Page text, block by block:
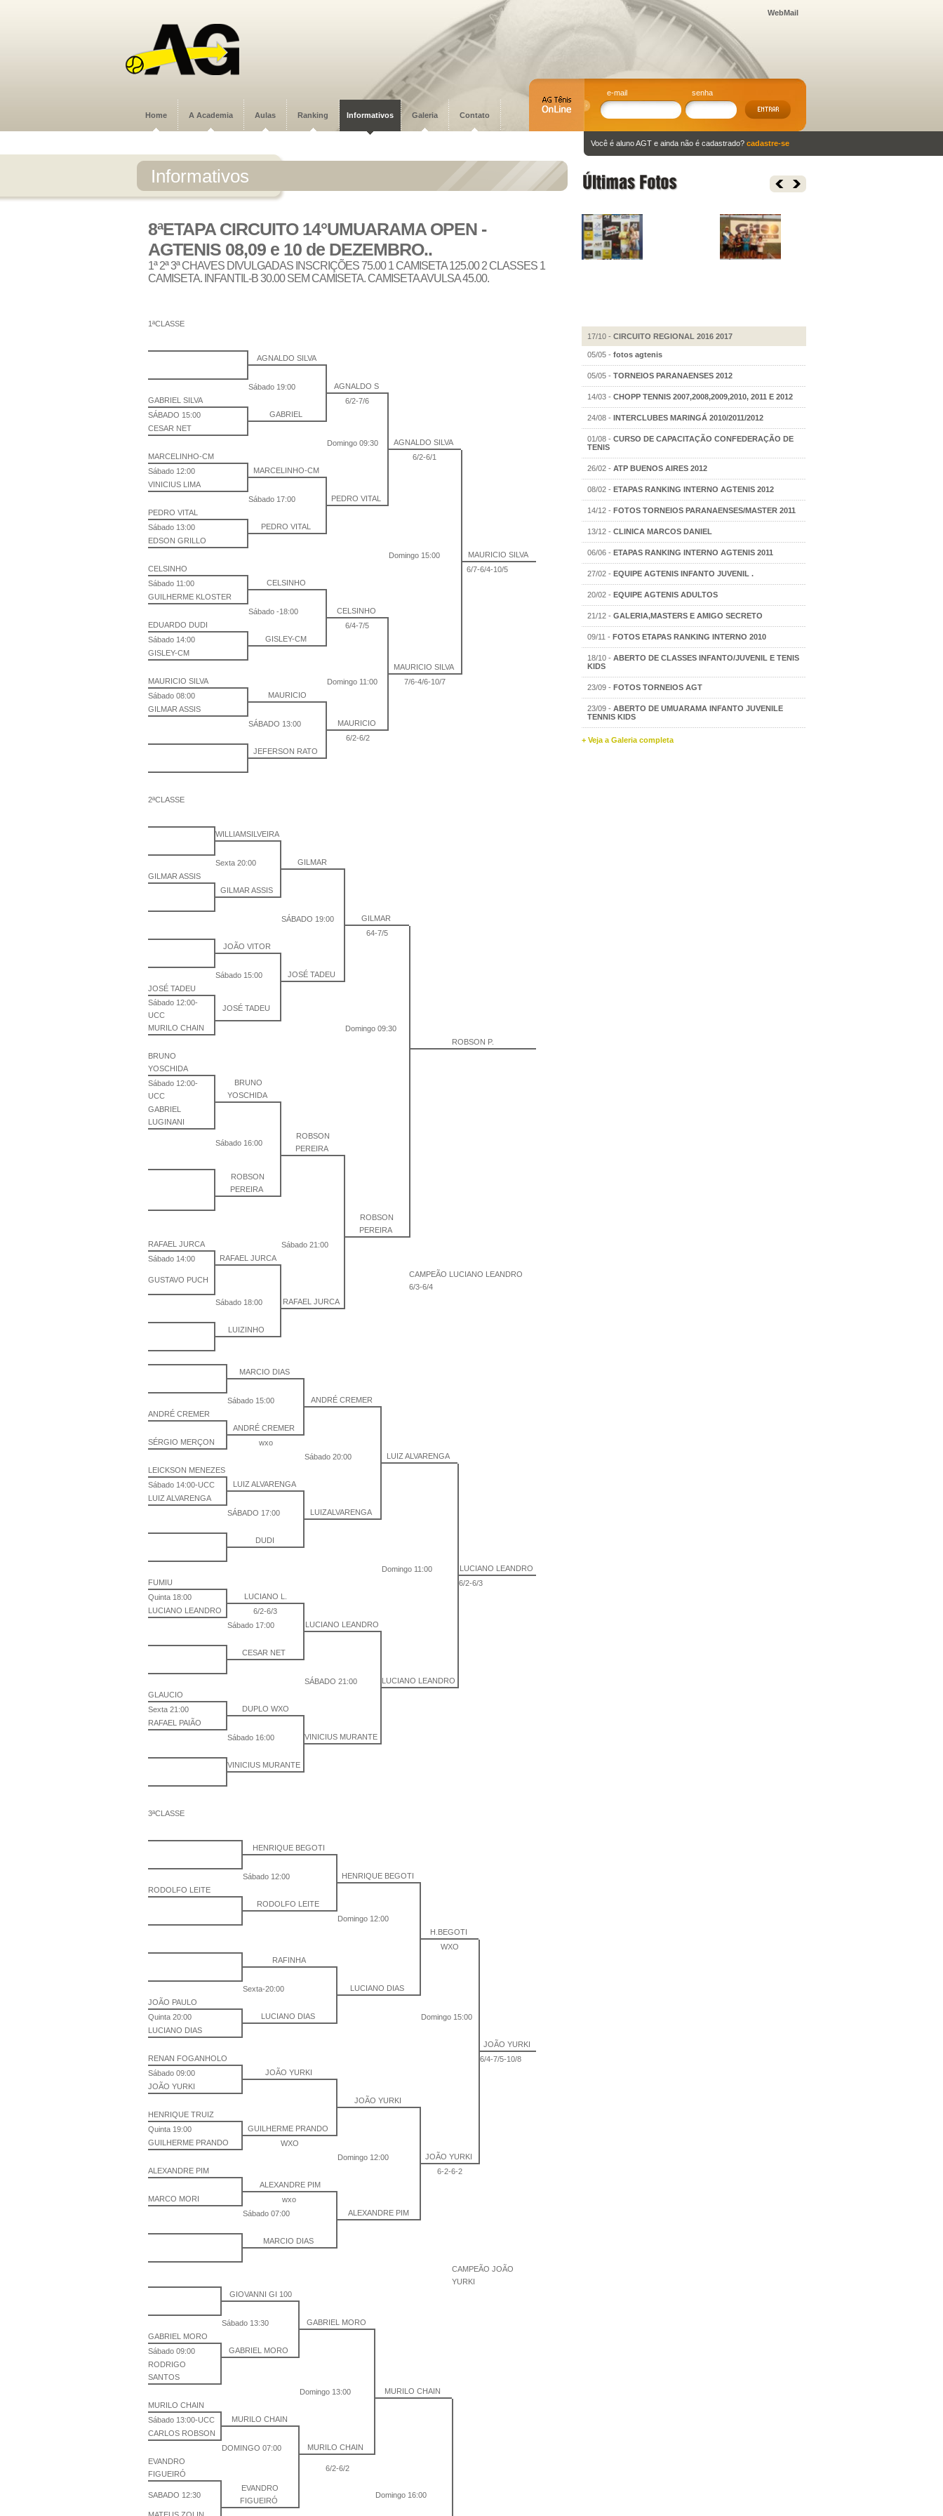
Home A Academia Aulas Ranking Informativos Galeria Contato
WebMail
e-mail senha
Você é aluno AGT e ainda não é cadastrado? cadastre-se
Informativos
8ªETAPA CIRCUITO 14°UMUARAMA OPEN -
AGTENIS 08,09 e 10 de DEZEMBRO..
1ª 2ª 3ª CHAVES DIVULGADAS INSCRIÇÕES 75.00 1 CAMISETA 125.00 2 CLASSES 1
CAMISETA. INFANTIL-B 30.00 SEM CAMISETA. CAMISETA AVULSA 45.00.
1ªCLASSE
AGNALDO SILVA
Sábado 19:00
AGNALDO S
GABRIEL SILVA
6/2-7/6
SÁBADO 15:00
GABRIEL
CESAR NET
Domingo 09:30
AGNALDO SILVA
MARCELINHO-CM
6/2-6/1
Sábado 12:00
MARCELINHO-CM
VINICIUS LIMA
Sábado 17:00
PEDRO VITAL
PEDRO VITAL
Sábado 13:00
PEDRO VITAL
EDSON GRILLO
Domingo 15:00
MAURICIO SILVA
CELSINHO
6/7-6/4-10/5
Sábado 11:00
CELSINHO
GUILHERME KLOSTER
Sábado -18:00
CELSINHO
EDUARDO DUDI
6/4-7/5
Sábado 14:00
GISLEY-CM
GISLEY-CM
MAURICIO SILVA
MAURICIO SILVA
Domingo 11:00
7/6-4/6-10/7
Sábado 08:00
MAURICIO
GILMAR ASSIS
SÁBADO 13:00
MAURICIO
6/2-6/2
JEFERSON RATO
2ªCLASSE
WILLIAMSILVEIRA
Sexta 20:00
GILMAR
GILMAR ASSIS
GILMAR ASSIS
SÁBADO 19:00
GILMAR
64-7/5
JOÃO VITOR
Sábado 15:00
JOSÉ TADEU
JOSÉ TADEU
Sábado 12:00-
UCC
JOSÉ TADEU
MURILO CHAIN
Domingo 09:30
ROBSON P.
BRUNO
YOSCHIDA
Sábado 12:00-
UCC
BRUNO
YOSCHIDA
GABRIEL
LUGINANI
Sábado 16:00
ROBSON
PEREIRA
ROBSON
PEREIRA
ROBSON
PEREIRA
RAFAEL JURCA
Sábado 21:00
Sábado 14:00
RAFAEL JURCA
GUSTAVO PUCH
CAMPEÃO LUCIANO LEANDRO
6/3-6/4
Sábado 18:00
RAFAEL JURCA
LUIZINHO
MARCIO DIAS
Sábado 15:00
ANDRÉ CREMER
ANDRÉ CREMER
ANDRÉ CREMER
SÉRGIO MERÇON
wxo
Sábado 20:00
LUIZ ALVARENGA
LEICKSON MENEZES
Sábado 14:00-UCC
LUIZ ALVARENGA
LUIZ ALVARENGA
SÁBADO 17:00
LUIZALVARENGA
DUDI
Domingo 11:00
LUCIANO LEANDRO
FUMIU
6/2-6/3
Quinta 18:00
LUCIANO L.
LUCIANO LEANDRO
6/2-6/3
Sábado 17:00
LUCIANO LEANDRO
CESAR NET
SÁBADO 21:00
LUCIANO LEANDRO
GLAUCIO
Sexta 21:00
DUPLO WXO
RAFAEL PAIÃO
Sábado 16:00
VINICIUS MURANTE
VINICIUS MURANTE
3ªCLASSE
HENRIQUE BEGOTI
Sábado 12:00
HENRIQUE BEGOTI
RODOLFO LEITE
RODOLFO LEITE
Domingo 12:00
H.BEGOTI
WXO
RAFINHA
Sexta-20:00
LUCIANO DIAS
JOÃO PAULO
Quinta 20:00
LUCIANO DIAS
Domingo 15:00
LUCIANO DIAS
JOÃO YURKI
RENAN FOGANHOLO
6/4-7/5-10/8
Sábado 09:00
JOÃO YURKI
JOÃO YURKI
JOÃO YURKI
HENRIQUE TRUIZ
Quinta 19:00
GUILHERME PRANDO
GUILHERME PRANDO
WXO
Domingo 12:00
JOÃO YURKI
ALEXANDRE PIM
6-2-6-2
ALEXANDRE PIM
MARCO MORI
wxo
Sábado 07:00
ALEXANDRE PIM
MARCIO DIAS
CAMPEÃO JOÃO
YURKI
GIOVANNI GI 100
Sábado 13:30
GABRIEL MORO
GABRIEL MORO
Sábado 09:00
GABRIEL MORO
RODRIGO
SANTOS
Domingo 13:00
MURILO CHAIN
MURILO CHAIN
Sábado 13:00-UCC
MURILO CHAIN
CARLOS ROBSON
DOMINGO 07:00
MURILO CHAIN
EVANDRO
FIGUEIRÓ
6/2-6/2
SABADO 12:30
EVANDRO
FIGUEIRÓ
Domingo 16:00
17/10 - CIRCUITO REGIONAL 2016 2017
05/05 - fotos agtenis
05/05 - TORNEIOS PARANAENSES 2012
14/03 - CHOPP TENNIS 2007,2008,2009,2010, 2011 E 2012
24/08 - INTERCLUBES MARINGÁ 2010/2011/2012
01/08 - CURSO DE CAPACITAÇÃO CONFEDERAÇÃO DE
TENIS
26/02 - ATP BUENOS AIRES 2012
08/02 - ETAPAS RANKING INTERNO AGTENIS 2012
14/12 - FOTOS TORNEIOS PARANAENSES/MASTER 2011
13/12 - CLINICA MARCOS DANIEL
06/06 - ETAPAS RANKING INTERNO AGTENIS 2011
27/02 - EQUIPE AGTENIS INFANTO JUVENIL .
20/02 - EQUIPE AGTENIS ADULTOS
21/12 - GALERIA,MASTERS E AMIGO SECRETO
09/11 - FOTOS ETAPAS RANKING INTERNO 2010
18/10 - ABERTO DE CLASSES INFANTO/JUVENIL E TENIS
KIDS
23/09 - FOTOS TORNEIOS AGT
23/09 - ABERTO DE UMUARAMA INFANTO JUVENILE
TENNIS KIDS
+ Veja a Galeria completa